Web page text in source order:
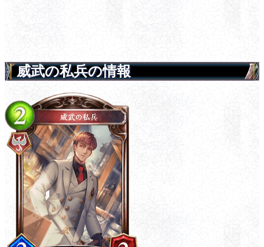
威武の私兵の情報